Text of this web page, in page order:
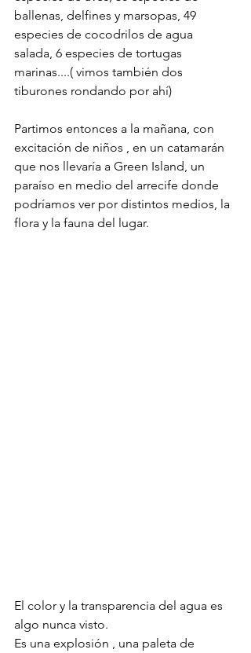
ballenas, delfines y marsopas, 49
especies de cocodrilos de agua
salada, 6 especies de tortugas
marinas....( vimos también dos
tiburones rondando por ahí)
Partimos entonces a la mañana, con
excitación de niños , en un catamarán
que nos llevaría a Green Island, un
paraíso en medio del arrecife donde
podríamos ver por distintos medios, la
flora y la fauna del lugar.
El color y la transparencia del agua es
algo nunca visto.
Es una explosión , una paleta de